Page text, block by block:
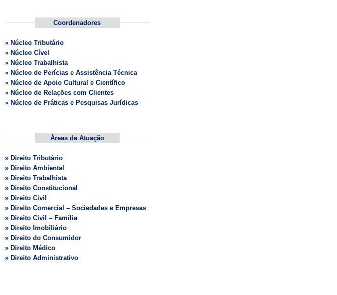
Coordenadores
» Núcleo Tributário
» Núcleo Cível
» Núcleo Trabalhista
» Núcleo de Perícias e Assistência Técnica
» Núcleo de Apoio Cultural e Científico
» Núcleo de Relações com Clientes
» Núcleo de Práticas e Pesquisas Jurídicas
Áreas de Atuação
» Direito Tributário
» Direito Ambiental
» Direito Trabalhista
» Direito Constitucional
» Direito Civil
» Direito Comercial – Sociedades e Empresas
» Direito Civil – Família
» Direito Imobiliário
» Direito do Consumidor
» Direito Médico
» Direito Administrativo